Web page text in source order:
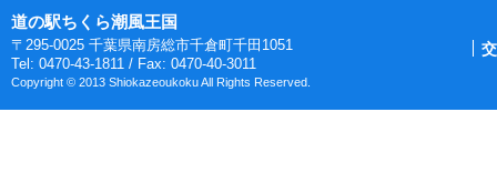
道の駅ちくら潮風王国
〒295-0025 千葉県南房総市千倉町千田1051
Tel: 0470-43-1811 / Fax: 0470-40-3011
Copyright © 2013 Shiokazeoukoku All Rights Reserved.